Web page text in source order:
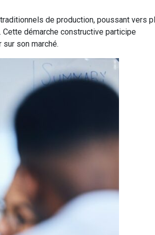
de production, poussant vers
Cette démarche constructive participe
son marché.